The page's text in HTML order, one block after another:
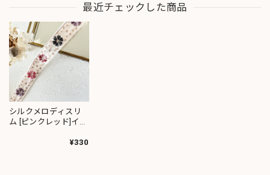
最近チェックした商品
シルクメロディスリ
ム [ピンクレッド]イン
¥330